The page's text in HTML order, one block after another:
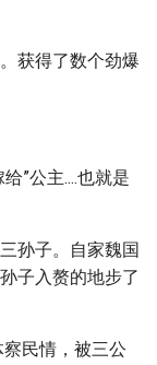
获得了数个劲爆
”公主....也就是
孙子。自家魏国
子入赘的地步了
民情，被三公